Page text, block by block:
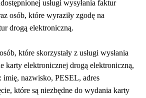
usługi wysyłania faktur
osób, które wyraziły zgodę na
drogą elektroniczną.
które skorzystały z usługi wysłania
karty elektronicznej drogą elektroniczną,
imię, nazwisko, PESEL, adres
które są niezbędne do wydania karty